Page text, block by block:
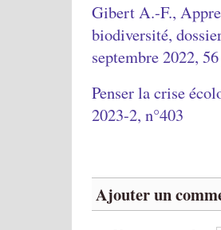
Gibert A.-F.,
biodiversité,
septembre 2022,
Penser la crise
2023-2, n°403
Ajouter un